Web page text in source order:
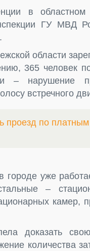
в областном
ГУ МВД
области
365 человек
нарушение
встречного
проезд по
уже
–
камер,
доказать
количества